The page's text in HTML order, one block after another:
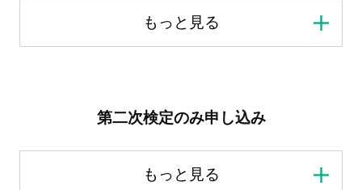
第二次検定のみ申し込み